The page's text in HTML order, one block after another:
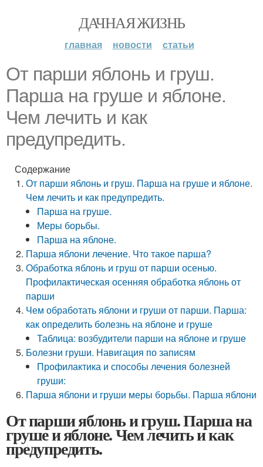
ДАЧНАЯ ЖИЗНЬ
главная новости статьи
От парши яблонь и груш.
Парша на груше и яблоне.
Чем лечить и как
предупредить.
Содержание
От парши яблонь и груш. Парша на груше и яблоне.
Чем лечить и как предупредить.
Парша на груше.
Меры борьбы.
Парша на яблоне.
Парша яблони лечение. Что такое парша?
Обработка яблонь и груш от парши осенью.
Профилактическая осенняя обработка яблонь от
парши
Чем обработать яблони и груши от парши. Парша:
как определить болезнь на яблоне и груше
Таблица: возбудители парши на яблоне и груше
Болезни груши. Навигация по записям
Профилактика и способы лечения болезней
груши:
Парша яблони и груши меры борьбы. Парша яблони
От парши яблонь и груш. Парша на
груше и яблоне. Чем лечить и как
предупредить.